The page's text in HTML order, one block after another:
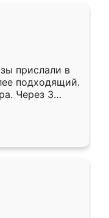
прислали в
подходящий.
Через 3
Остались